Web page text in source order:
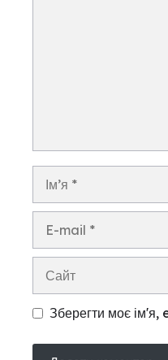
Зберегти моє ім'я,